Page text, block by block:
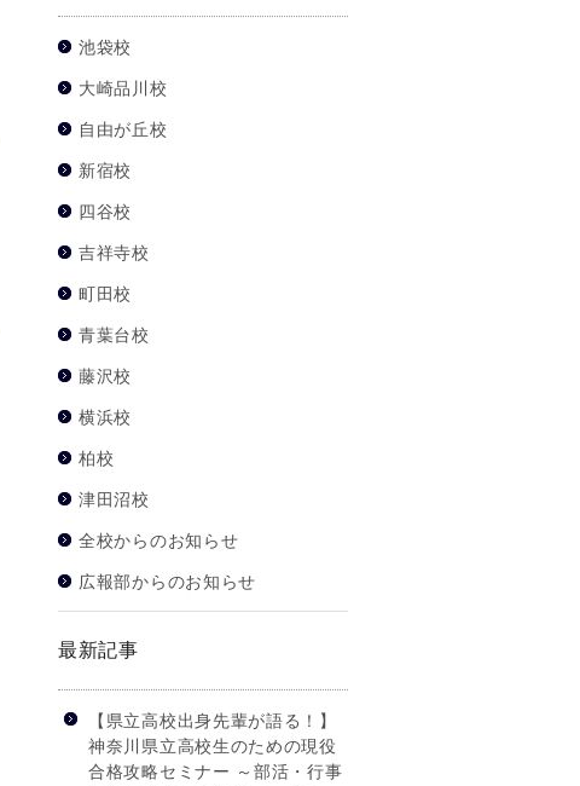
池袋校
大崎品川校
自由が丘校
新宿校
四谷校
吉祥寺校
町田校
青葉台校
藤沢校
横浜校
柏校
津田沼校
全校からのお知らせ
広報部からのお知らせ
最新記事
【県立高校出身先輩が語る！】
神奈川県立高校生のための現役
合格攻略セミナー ～部活・行事